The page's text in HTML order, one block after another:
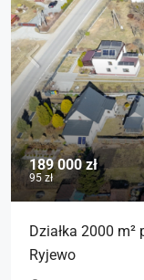
189 000 zł
95 zł
Działka 2000
Ryjewo